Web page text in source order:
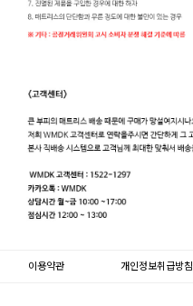
이용약관 개인정보취급방침